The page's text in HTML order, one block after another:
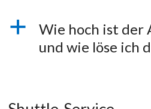
a
Wie hoch ist der
und wie löse ich